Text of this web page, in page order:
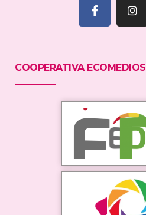
COOPERATIVA ECOMEDIOS